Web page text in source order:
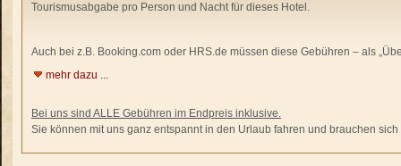
Tourismusabgabe pro Person und Nacht für dieses Hotel.
Auch bei z.B. Booking.com oder HRS.de müssen diese Gebühren – als
mehr dazu ...
Bei uns sind ALLE Gebühren im Endpreis inklusive.
Sie können mit uns ganz entspannt in den Urlaub fahren und brauchen